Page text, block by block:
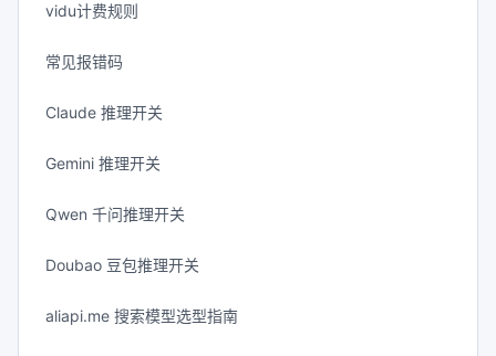
vidu计费规则
常见报错码
Claude 推理开关
Gemini 推理开关
Qwen 千问推理开关
Doubao 豆包推理开关
aliapi.me 搜索模型选型指南